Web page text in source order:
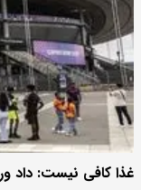
غذا کافی نیست: داد